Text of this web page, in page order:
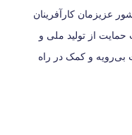
عزیزمان کارآفرینان
حمایت از تولید ملی و
بی‌رویه و کمک در راه